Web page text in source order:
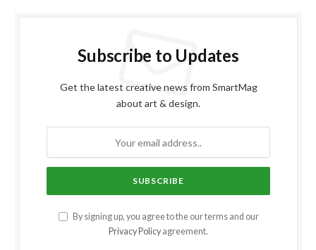
Subscribe to Updates
Get the latest creative news from SmartMag
about art & design.
By signing up, you agree to the our terms and our
Privacy Policy agreement.